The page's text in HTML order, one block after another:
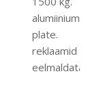
alumiinium
plate.
reklaamid
eelmaldatavad.